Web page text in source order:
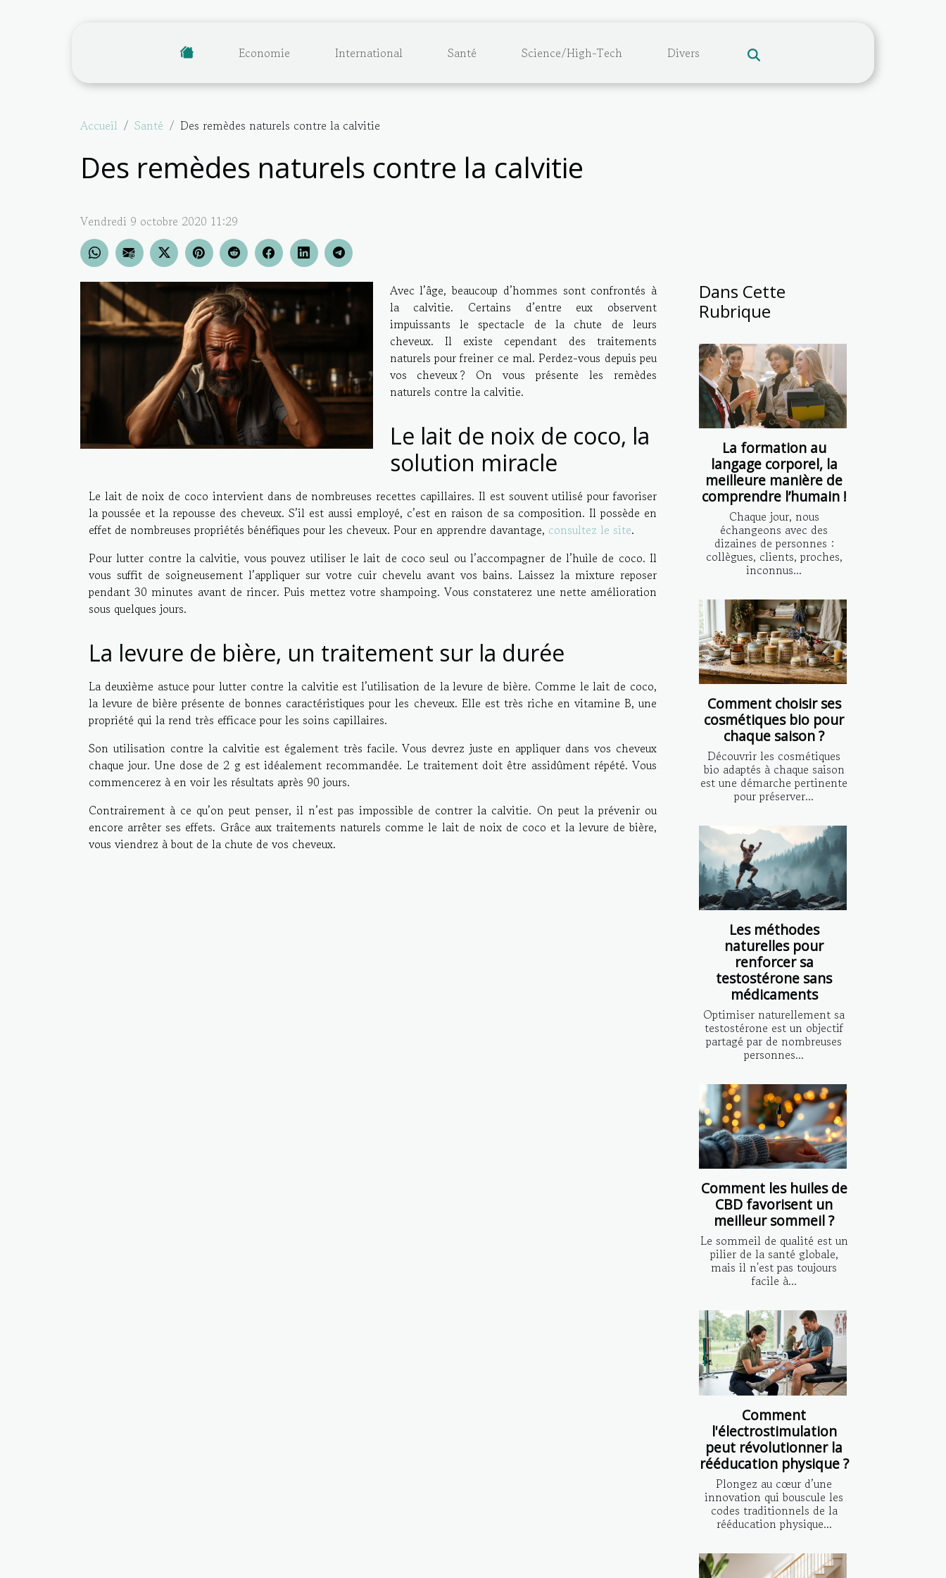
Economie International Santé Science/High-Tech Divers
Accueil Santé Des remèdes naturels contre la calvitie
Des remèdes naturels contre la calvitie
Vendredi 9 octobre 2020 11:29
Avec l’âge, beaucoup d’hommes sont confrontés à
la calvitie. Certains d’entre eux observent
impuissants le spectacle de la chute de leurs
cheveux. Il existe cependant des traitements
naturels pour freiner ce mal. Perdez-vous depuis peu
vos cheveux ? On vous présente les remèdes
naturels contre la calvitie.
Le lait de noix de coco, la
solution miracle
Le lait de noix de coco intervient dans de nombreuses recettes capillaires. Il est souvent utilisé pour favoriser
la poussée et la repousse des cheveux. S’il est aussi employé, c’est en raison de sa composition. Il possède en
effet de nombreuses propriétés bénéfiques pour les cheveux. Pour en apprendre davantage, consultez le site.
Pour lutter contre la calvitie, vous pouvez utiliser le lait de coco seul ou l’accompagner de l’huile de coco. Il
vous suffit de soigneusement l’appliquer sur votre cuir chevelu avant vos bains. Laissez la mixture reposer
pendant 30 minutes avant de rincer. Puis mettez votre shampoing. Vous constaterez une nette amélioration
sous quelques jours.
La levure de bière, un traitement sur la durée
La deuxième astuce pour lutter contre la calvitie est l’utilisation de la levure de bière. Comme le lait de coco,
la levure de bière présente de bonnes caractéristiques pour les cheveux. Elle est très riche en vitamine B, une
propriété qui la rend très efficace pour les soins capillaires.
Son utilisation contre la calvitie est également très facile. Vous devrez juste en appliquer dans vos cheveux
chaque jour. Une dose de 2 g est idéalement recommandée. Le traitement doit être assidûment répété. Vous
commencerez à en voir les résultats après 90 jours.
Contrairement à ce qu’on peut penser, il n’est pas impossible de contrer la calvitie. On peut la prévenir ou
encore arrêter ses effets. Grâce aux traitements naturels comme le lait de noix de coco et la levure de bière,
vous viendrez à bout de la chute de vos cheveux.
Dans Cette
Rubrique
La formation au
langage corporel, la
meilleure manière de
comprendre l’humain !
Chaque jour, nous
échangeons avec des
dizaines de personnes :
collègues, clients, proches,
inconnus...
Comment choisir ses
cosmétiques bio pour
chaque saison ?
Découvrir les cosmétiques
bio adaptés à chaque saison
est une démarche pertinente
pour préserver...
Les méthodes
naturelles pour
renforcer sa
testostérone sans
médicaments
Optimiser naturellement sa
testostérone est un objectif
partagé par de nombreuses
personnes...
Comment les huiles de
CBD favorisent un
meilleur sommeil ?
Le sommeil de qualité est un
pilier de la santé globale,
mais il n'est pas toujours
facile à...
Comment
l'électrostimulation
peut révolutionner la
rééducation physique ?
Plongez au cœur d’une
innovation qui bouscule les
codes traditionnels de la
rééducation physique...